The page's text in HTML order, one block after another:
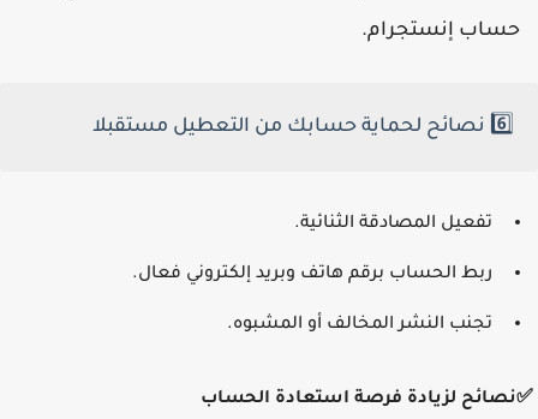
إنستجرام.
6️⃣ نصائح لحماية حسابك من التعطيل مستقبلا
تفعيل المصادقة الثنائية.
ربط الحساب برقم هاتف وبريد إلكتروني فعال.
تجنب النشر المخالف أو المشبوه.
لزيادة فرصة استعادة الحساب